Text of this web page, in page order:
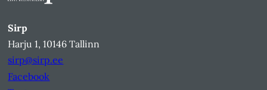
Sirp
Harju 1, 10146 Tallinn
sirp@sirp.ee
Facebook